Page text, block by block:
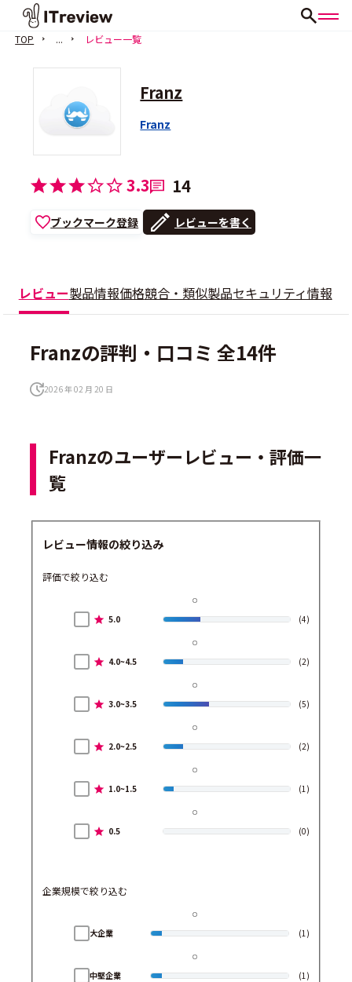
TOP ... レビュー一覧
Franz
Franz
3.3 14
ブックマーク登録 レビューを書く
レビュー製品情報価格競合・類似製品セキュリティ情報
Franzの評判・口コミ 全14件
2026 年 02 月 20 日
Franzのユーザーレビュー・評価一
覧
レビュー情報の絞り込み
評価で絞り込む
5.0 (4)
4.0~4.5 (2)
3.0~3.5 (5)
2.0~2.5 (2)
1.0~1.5 (1)
0.5 (0)
企業規模で絞り込む
大企業 (1)
中堅企業 (1)